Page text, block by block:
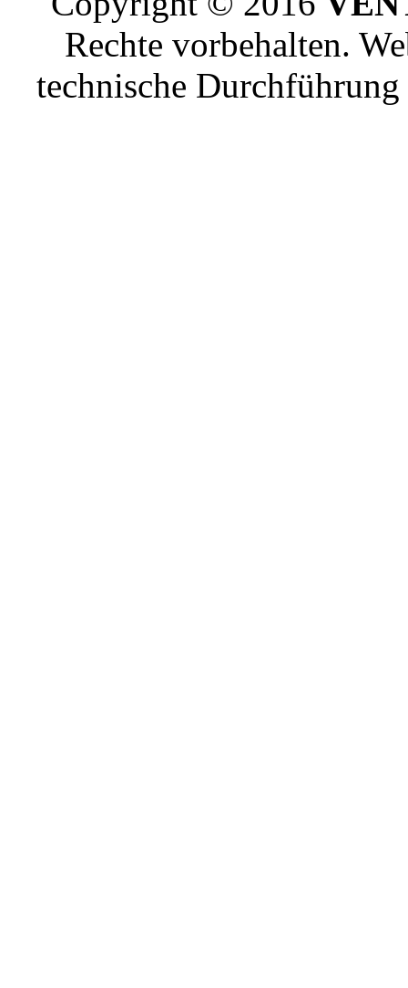
Rechte vorbehalten.
technische